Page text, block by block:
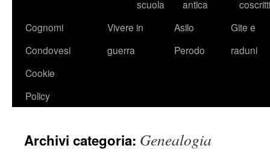
scuola
antica
coscritti
Cognomi
Condovesi
Vivere in
guerra
Asilo
Perodo
Gite e
raduni
Cookie
Policy
Archivi categoria: Genealogia